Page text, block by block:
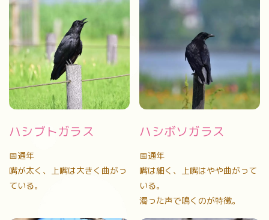
ハシブトガラス
📅通年
嘴が太く、上嘴は大きく曲がっ
ている。
ハシボソガラス
📅通年
嘴は細く、上嘴はやや曲がって
いる。
濁った声で鳴くのが特徴。